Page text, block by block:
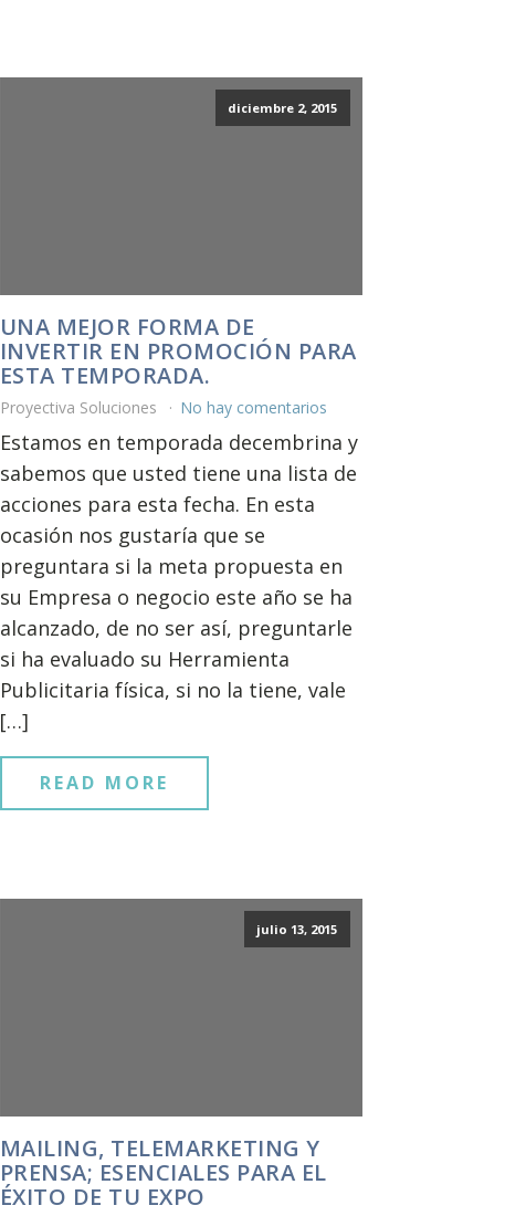
diciembre 2, 2015
UNA MEJOR FORMA DE
INVERTIR EN PROMOCIÓN PARA
ESTA TEMPORADA.
Proyectiva Soluciones No hay comentarios
Estamos en temporada decembrina y
sabemos que usted tiene una lista de
acciones para esta fecha. En esta
ocasión nos gustaría que se
preguntara si la meta propuesta en
su Empresa o negocio este año se ha
alcanzado, de no ser así, preguntarle
si ha evaluado su Herramienta
Publicitaria física, si no la tiene, vale
[…]
READ MORE
julio 13, 2015
MAILING, TELEMARKETING Y
PRENSA; ESENCIALES PARA EL
ÉXITO DE TU EXPO